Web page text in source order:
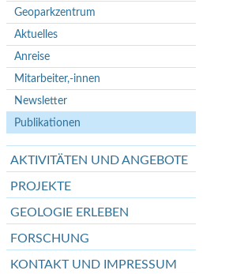
Geoparkzentrum
Aktuelles
Anreise
Mitarbeiter,-innen
Newsletter
Publikationen
AKTIVITÄTEN UND ANGEBOTE
PROJEKTE
GEOLOGIE ERLEBEN
FORSCHUNG
KONTAKT UND IMPRESSUM